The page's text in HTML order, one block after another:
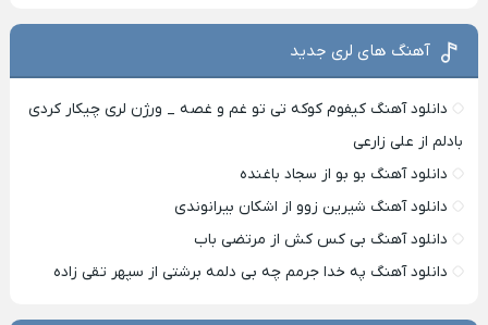
آهنگ های لری جدید
دانلود آهنگ کیفوم کوکه تی تو غم و غصه _ ورژن لری چیکار کردی
بادلم از علی زارعی
دانلود آهنگ بو بو از سجاد باغنده
دانلود آهنگ شیرین زوو از اشکان بیرانوندی
دانلود آهنگ بی کس کش از مرتضی باب
دانلود آهنگ په خدا جرمم چه بی دلمه برشتی از سپهر تقی زاده